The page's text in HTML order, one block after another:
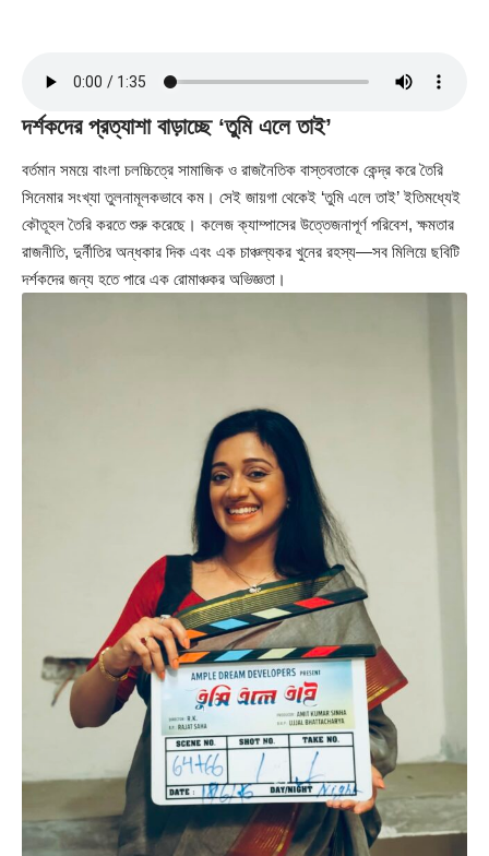
দর্শকদের প্রত্যাশা বাড়াচ্ছে ‘তুমি এলে তাই’
বর্তমান সময়ে বাংলা চলচ্চিত্রে সামাজিক ও রাজনৈতিক বাস্তবতাকে কেন্দ্র করে তৈরি
সিনেমার সংখ্যা তুলনামূলকভাবে কম। সেই জায়গা থেকেই ‘তুমি এলে তাই’ ইতিমধ্যেই
কৌতূহল তৈরি করতে শুরু করেছে। কলেজ ক্যাম্পাসের উত্তেজনাপূর্ণ পরিবেশ, ক্ষমতার
রাজনীতি, দুর্নীতির অন্ধকার দিক এবং এক চাঞ্চল্যকর খুনের রহস্য—সব মিলিয়ে ছবিটি
দর্শকদের জন্য হতে পারে এক রোমাঞ্চকর অভিজ্ঞতা।